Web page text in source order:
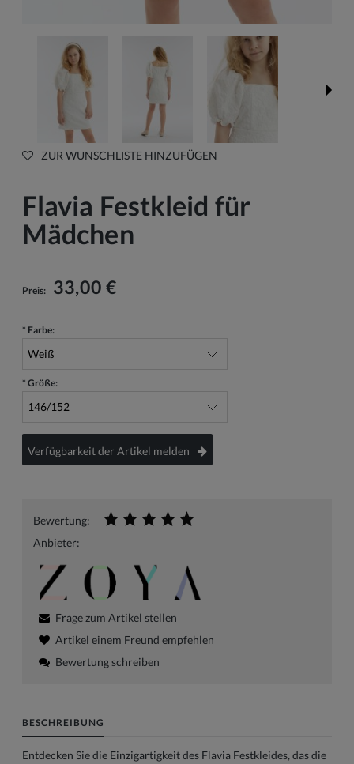
ZUR WUNSCHLISTE HINZUFÜGEN
Flavia Festkleid für
Mädchen
Preis: 33,00 €
* Farbe:
* Größe:
Verfügbarkeit der Artikel melden
Bewertung:
Anbieter:
Frage zum Artikel stellen
Artikel einem Freund empfehlen
Bewertung schreiben
BESCHREIBUNG
Entdecken Sie die Einzigartigkeit des Flavia Festkleides, das die